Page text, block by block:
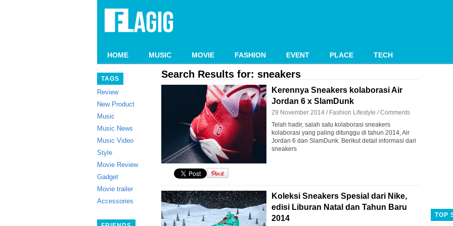
HOME MUSIC MOVIE FASHION EVENT PLACE TECH
TAGS
Review
New Product
Music
Music News
Music Video
Style
Movie Review
Gadget
Movie trailer
Accessories
Search Results for: sneakers
Kerennya Sneakers kolaborasi Air
Jordan 6 x SlamDunk
29 November 2014 / Fashion Lifestyle /Comments
Telah hadir, salah satu kolaborasi sneakers
kolaborasi yang paling ditunggu di tahun 2014, Air
Jordan 6 dan SlamDunk. Berikut detail informasi dari
sneakers
Koleksi Sneakers Spesial dari Nike,
edisi Liburan Natal dan Tahun Baru
2014
TOP